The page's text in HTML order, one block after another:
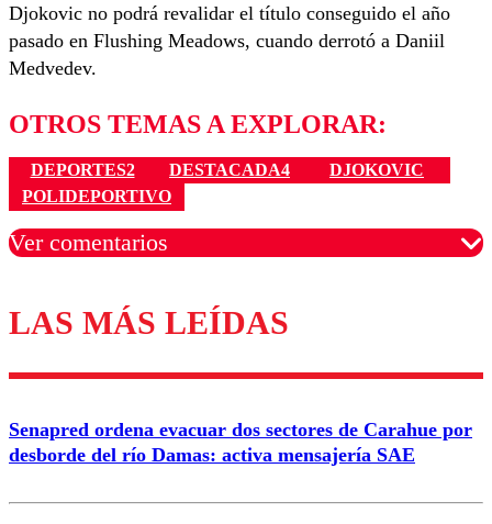
Djokovic no podrá revalidar el título conseguido el año
pasado en Flushing Meadows, cuando derrotó a Daniil
Medvedev.
OTROS TEMAS A EXPLORAR:
DEPORTES2 DESTACADA4
DJOKOVIC
POLIDEPORTIVO
Ver comentarios
Los comentarios son moderados para garantizar un
diálogo respetuoso.
Nombre
Correo
LAS MÁS LEÍDAS
Senapred ordena evacuar dos sectores de Carahue por
desborde del río Damas: activa mensajería SAE